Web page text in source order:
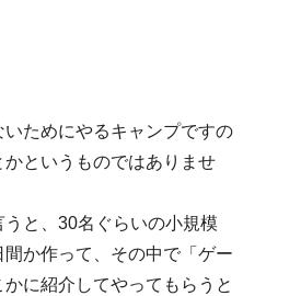
ためにやるキャンプですの
というものではありませ
と、30名ぐらいの小規模
か作って、その中で「ゲー
に紹介してやってもらうと